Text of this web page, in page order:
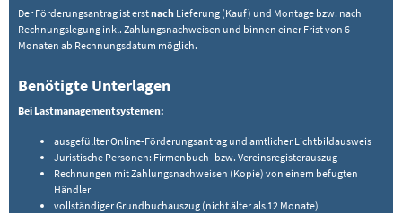
Der Förderungsantrag ist erstnach Lieferung (Kauf) und Montage bzw. nach
Rechnungslegung inkl. Zahlungsnachweisen und binnen einer Frist von 6
Monaten ab Rechnungsdatum möglich.
Benötigte Unterlagen
Bei Lastmanagementsystemen:
ausgefüllter Online-Förderungsantrag und amtlicher Lichtbildausweis
Juristische Personen: Firmenbuch- bzw. Vereinsregisterauszug
Rechnungen mit Zahlungsnachweisen (Kopie) von einem befugten
Händler
vollständiger Grundbuchauszug (nicht älter als 12 Monate)